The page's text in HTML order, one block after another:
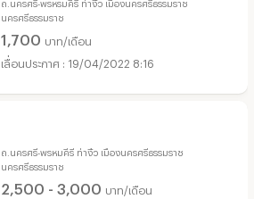
ถ.นครศรี-พรหรมคีรี ท่างิ้ว เมืองนครศรีธรรมราช
นครศรีธรรมราช
1,700 บาท/เดือน
19/04/2022 8:16
ถ.นครศรี-พรหมคีรี ท่างิ้ว เมืองนครศรีธรรมราช
นครศรีธรรมราช
2,500 - 3,000 บาท/เดือน